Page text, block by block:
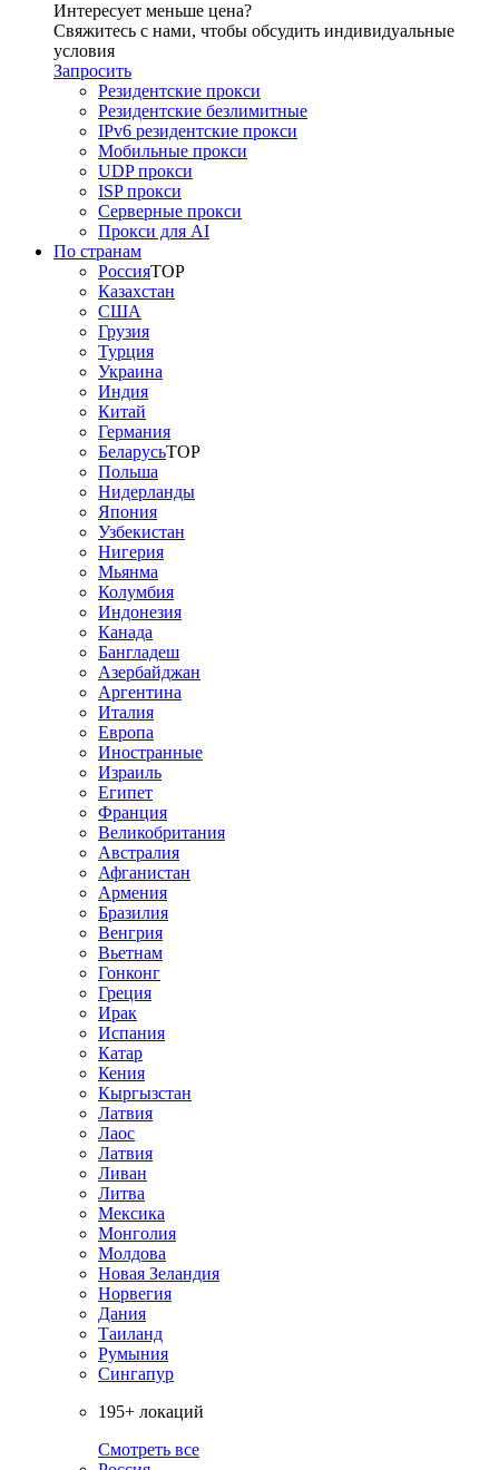
Интересует меньше цена?
Свяжитесь с нами, чтобы обсудить индивидуальные
условия
Запросить
Резидентские прокси
Резидентские безлимитные
IPv6 резидентские прокси
Мобильные прокси
UDP прокси
ISP прокси
Серверные прокси
Прокси для AI
По странам
РоссияTOP
Казахстан
США
Грузия
Турция
Украина
Индия
Китай
Германия
БеларусьTOP
Польша
Нидерланды
Япония
Узбекистан
Нигерия
Мьянма
Колумбия
Индонезия
Канада
Бангладеш
Азербайджан
Аргентина
Италия
Европа
Иностранные
Израиль
Египет
Франция
Великобритания
Австралия
Афганистан
Армения
Бразилия
Венгрия
Вьетнам
Гонконг
Греция
Ирак
Испания
Катар
Кения
Кыргызстан
Латвия
Лаос
Латвия
Ливан
Литва
Мексика
Монголия
Молдова
Новая Зеландия
Норвегия
Дания
Таиланд
Румыния
Сингапур
195+ локаций
Смотреть все